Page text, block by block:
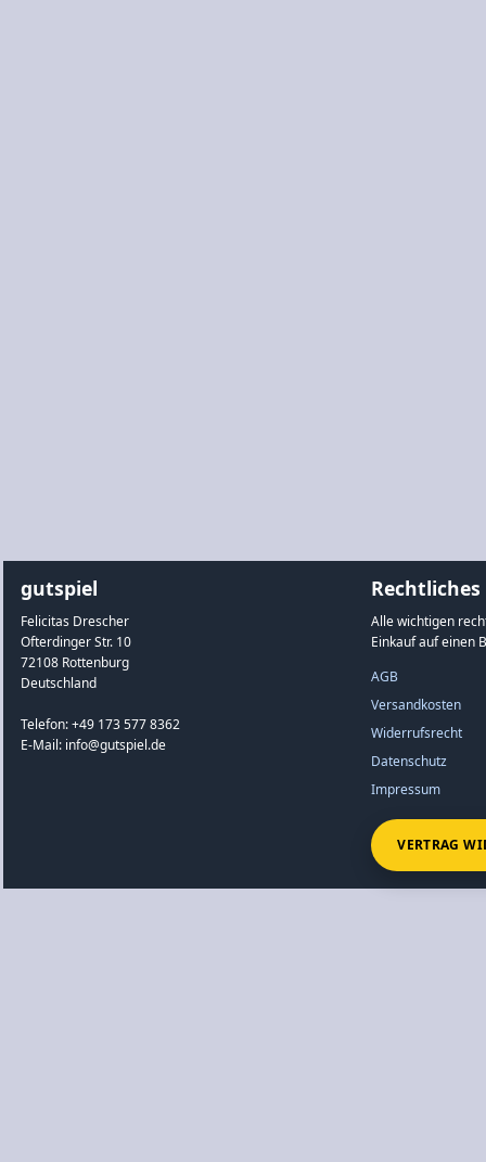
gutspiel
Felicitas Drescher
Ofterdinger Str. 10
72108 Rottenburg
Deutschland
Telefon: +49 173 577 8362
E-Mail: info@gutspiel.de
Rechtliches
Alle wichtigen
Einkauf auf einen
AGB
Versandkosten
Widerrufsrecht
Datenschutz
Impressum
VERTRAG